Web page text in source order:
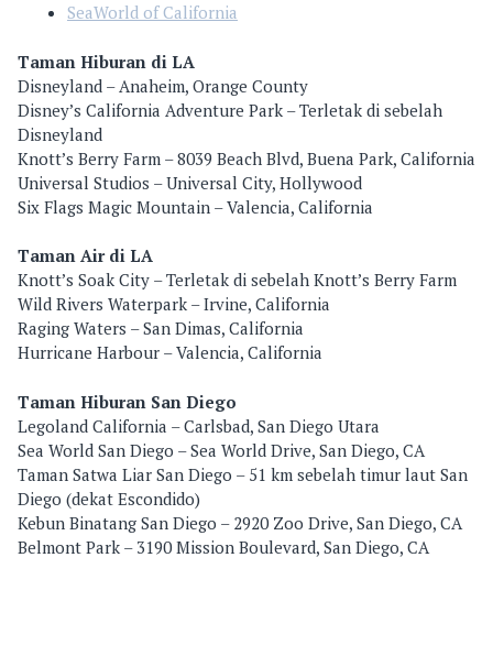
SeaWorld of California
Taman Hiburan di LA
Disneyland – Anaheim, Orange County
Disney’s California Adventure Park – Terletak di sebelah
Disneyland
Knott’s Berry Farm – 8039 Beach Blvd, Buena Park, California
Universal Studios – Universal City, Hollywood
Six Flags Magic Mountain – Valencia, California
Taman Air di LA
Knott’s Soak City – Terletak di sebelah Knott’s Berry Farm
Wild Rivers Waterpark – Irvine, California
Raging Waters – San Dimas, California
Hurricane Harbour – Valencia, California
Taman Hiburan San Diego
Legoland California – Carlsbad, San Diego Utara
Sea World San Diego – Sea World Drive, San Diego, CA
Taman Satwa Liar San Diego – 51 km sebelah timur laut San
Diego (dekat Escondido)
Kebun Binatang San Diego – 2920 Zoo Drive, San Diego, CA
Belmont Park – 3190 Mission Boulevard, San Diego, CA